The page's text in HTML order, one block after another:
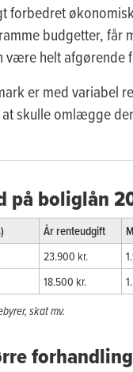
forbedret
budgetter, får
helt afgørende
er med variabel
skulle omlægge
på boliglån
År renteudgift
23.900 kr.
18.500 kr.
skat mv.